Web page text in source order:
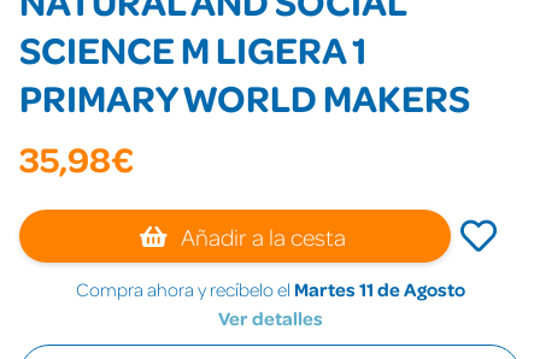
SCIENCE M LIGERA 1
PRIMARY WORLD MAKERS
35,98€
Añadir a la cesta
Compra ahora y recíbelo el Martes 11 de Agosto
Ver detalles